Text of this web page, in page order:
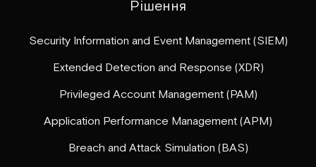
Рішення
Security Information and Event Management (SIEM)
Extended Detection and Response (XDR)
Privileged Account Management (PAM)
Application Performance Management (APM)
Breach and Attack Simulation (BAS)